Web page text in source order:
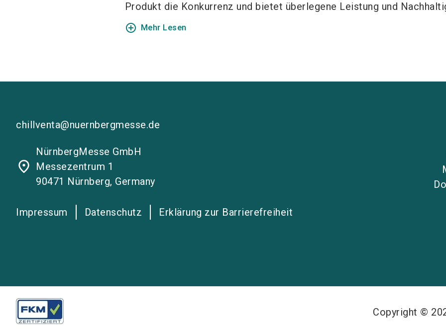
Produkt die Konkurrenz und bietet überlegene Leistung und
add_circle_outline Mehr Lesen
chillventa@nuernbergmesse.de
place
NürnbergMesse GmbH
Messezentrum 1
90471 Nürnberg, Germany
Impressum Datenschutz Erklärung zur Barrierefreiheit
Copyright ©